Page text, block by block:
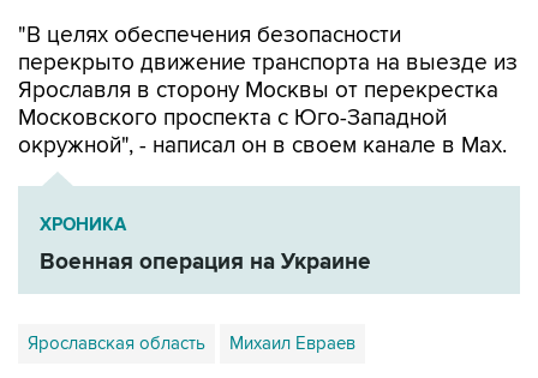
"В целях обеспечения безопасности
перекрыто движение транспорта на выезде из
Ярославля в сторону Москвы от перекрестка
Московского проспекта с Юго-Западной
окружной", - написал он в своем канале в Мах.
ХРОНИКА
Военная операция на Украине
Ярославская область Михаил Евраев